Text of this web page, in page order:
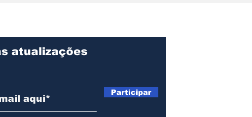
atualizações
Participar